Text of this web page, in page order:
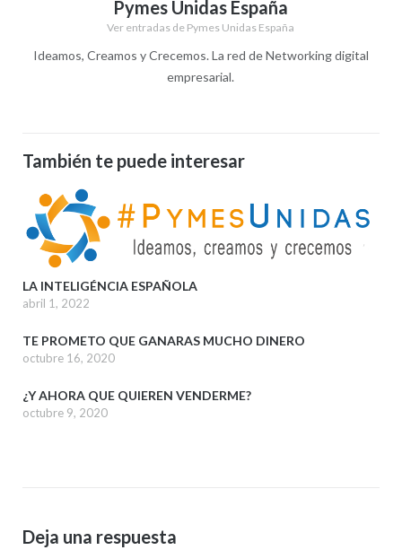
Pymes Unidas España
Ver entradas de Pymes Unidas España
Ideamos, Creamos y Crecemos. La red de Networking digital
empresarial.
También te puede interesar
LA INTELIGÉNCIA ESPAÑOLA
abril 1, 2022
TE PROMETO QUE GANARAS MUCHO DINERO
octubre 16, 2020
¿Y AHORA QUE QUIEREN VENDERME?
octubre 9, 2020
Deja una respuesta